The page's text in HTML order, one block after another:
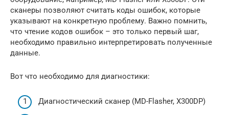
сканеры позволяют считать коды ошибок, которые
указывают на конкретную проблему. Важно помнить,
что чтение кодов ошибок – это только первый шаг,
необходимо правильно интерпретировать полученные
данные.
Вот что необходимо для диагностики:
Диагностический сканер (MD-Flasher, X300DP)